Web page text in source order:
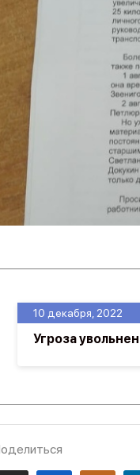
10 декабря, 2022
Угроза